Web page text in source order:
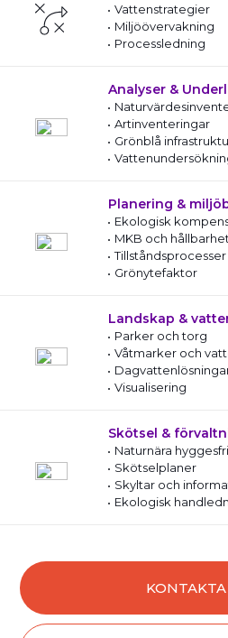
Vattenstrategier
Miljöövervakning
Processledning
Analyser &
Artinventeringar
Grönblå
Planering &
Ekologisk
MKB och
Tillståndsprocesser
Grönytefaktor
Landskap &
Parker och torg
Våtmarker och
Visualisering
Skötsel &
Naturnära
Skötselplaner
Skyltar och
Ekologisk
KONTAKTA